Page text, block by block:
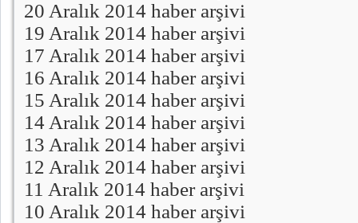
20 Aralık 2014 haber arşivi
19 Aralık 2014 haber arşivi
17 Aralık 2014 haber arşivi
16 Aralık 2014 haber arşivi
15 Aralık 2014 haber arşivi
14 Aralık 2014 haber arşivi
13 Aralık 2014 haber arşivi
12 Aralık 2014 haber arşivi
11 Aralık 2014 haber arşivi
10 Aralık 2014 haber arşivi